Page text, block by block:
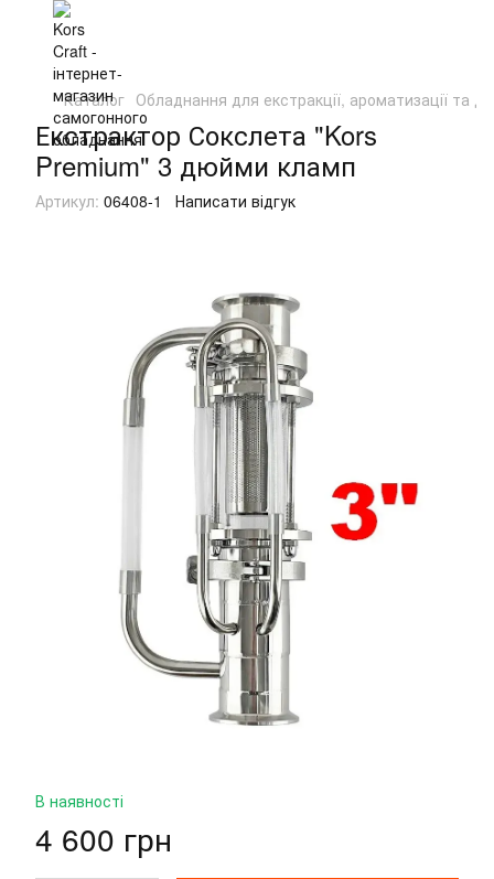
Каталог Обладнання для екстракції, ароматизації та
Екстрактор Сокслета "Kors
Premium" 3 дюйми кламп
Артикул: 06408-1 Написати відгук
В наявності
4 600 грн